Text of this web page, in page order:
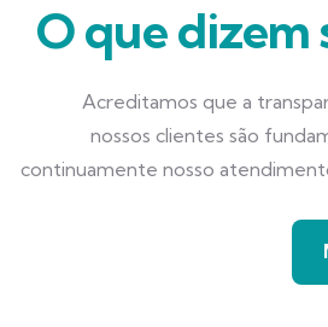
O que dizem
Acreditamos que a
nossos clientes são
continuamente nosso